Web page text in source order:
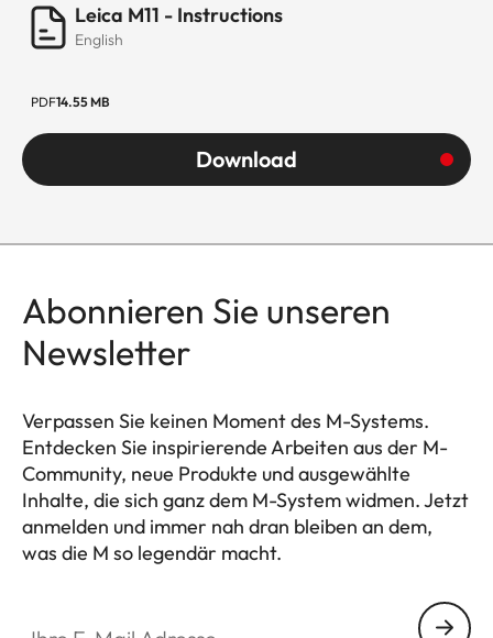
Leica M11 - Instructions
English
PDF14.55 MB
Download
Abonnieren Sie unseren
Newsletter
Verpassen Sie keinen Moment des M-Systems.
Entdecken Sie inspirierende Arbeiten aus der M-
Community, neue Produkte und ausgewählte
Inhalte, die sich ganz dem M-System widmen. Jetzt
anmelden und immer nah dran bleiben an dem,
was die M so legendär macht.